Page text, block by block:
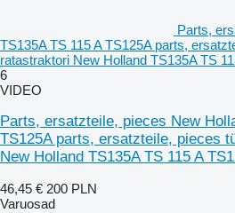
Parts,
TS135A TS 115 A TS125A parts,
ratastraktori New Holland TS135A TS
6
VIDEO
Parts, ersatzteile, pieces New
TS125A parts, ersatzteile, pieces
New Holland TS135A TS 115 A
46,45 € 200 PLN
Varuosad